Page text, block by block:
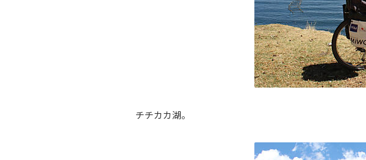
チチカカ湖。